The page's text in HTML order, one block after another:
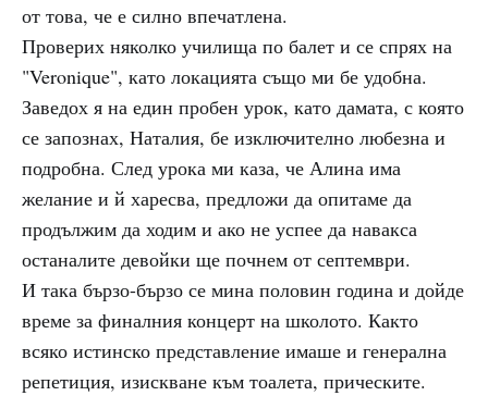
от това, че е силно впечатлена.
Проверих няколко училища по балет и се спрях на
"Veronique", като локацията също ми бе удобна.
Заведох я на един пробен урок, като дамата, с която
се запознах, Наталия, бе изключително любезна и
подробна. След урока ми каза, че Алина има
желание и й харесва, предложи да опитаме да
продължим да ходим и ако не успее да навакса
останалите девойки ще почнем от септември.
И така бързо-бързо се мина половин година и дойде
време за финалния концерт на школото. Както
всяко истинско представление имаше и генерална
репетиция, изискване към тоалета, прическите.